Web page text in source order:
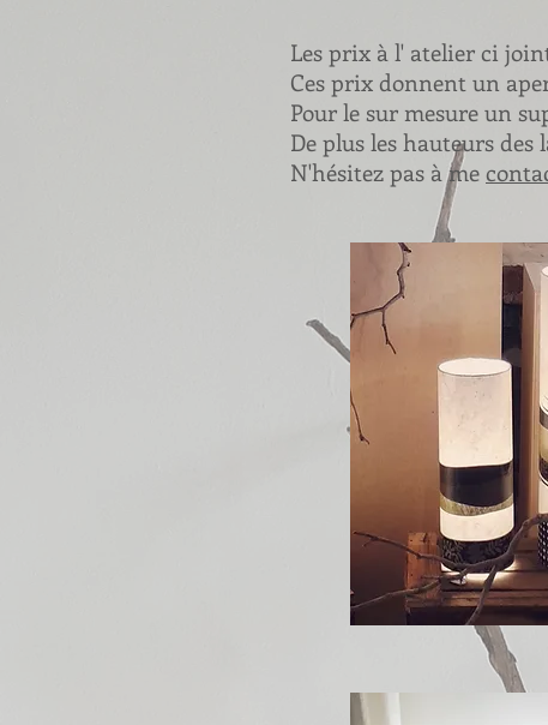
Les prix à l' atelier ci
Ces prix donnent un
Pour le sur mesure un
De plus les hauteurs
N'hésitez pas à me